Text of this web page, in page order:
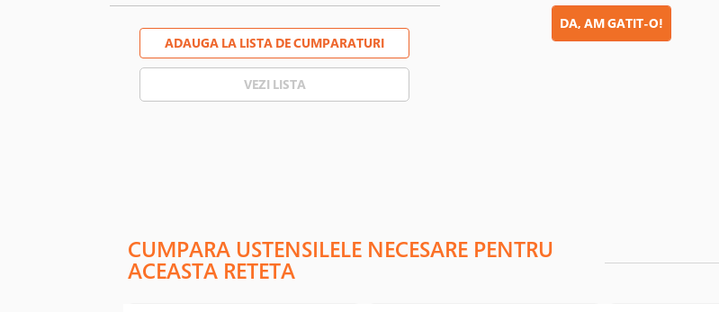
ADAUGA LA LISTA DE CUMPARATURI
VEZI LISTA
DA, AM GATIT-O!
CUMPARA USTENSILELE NECESARE PENTRU
ACEASTA RETETA